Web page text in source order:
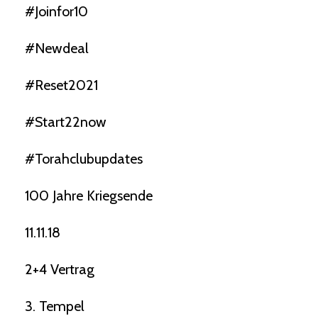
#joinfor10
#newdeal
#reset2021
#start22now
#torahclubupdates
100 Jahre Kriegsende
11.11.18
2+4 Vertrag
3. Tempel